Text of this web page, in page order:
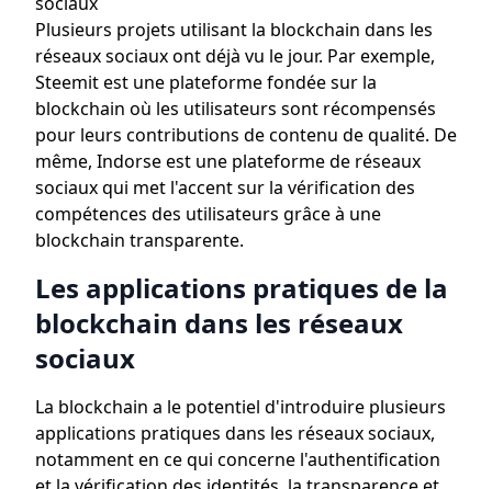
Plusieurs projets utilisant la blockchain dans les
réseaux sociaux ont déjà vu le jour. Par exemple,
Steemit est une plateforme fondée sur la
blockchain où les utilisateurs sont récompensés
pour leurs contributions de contenu de qualité. De
même, Indorse est une plateforme de réseaux
sociaux qui met l'accent sur la vérification des
compétences des utilisateurs grâce à une
blockchain transparente.
Les applications pratiques de la
blockchain dans les réseaux
sociaux
La blockchain a le potentiel d'introduire plusieurs
applications pratiques dans les réseaux sociaux,
notamment en ce qui concerne l'authentification